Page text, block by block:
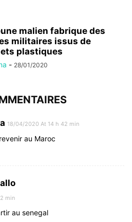
malien fabrique des
militaires issus de
plastiques
- 28/01/2020
18/04/2020 At 14 h 42 min
au Maroc
min
au senegal